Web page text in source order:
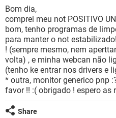
INSTAGRAM
GUIA DE COMPRAS
OUTLOOK
INSTAGRAM
GUIA DE COMPRAS
JOGOS
CELULAR
OUTLOOK
INSTAGRAM
GUIA DE COMPRAS
Bom dia,
comprei meu not POSITIVO
bom, tenho programas de
para manter o not
! (sempre mesmo, nem
volta) , e minha webcan não
(tenho ke entrar nos drivers e
* outra, monitor generico pnp
favor !! :( obrigado ! espero as
Share